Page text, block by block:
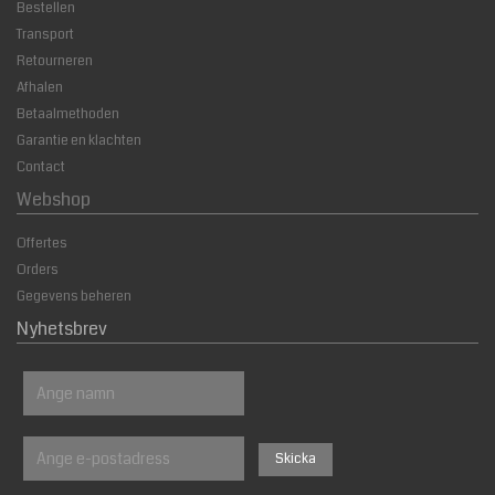
Bestellen
Transport
Retourneren
Afhalen
Betaalmethoden
Garantie en klachten
Contact
Webshop
Offertes
Orders
Gegevens beheren
Nyhetsbrev